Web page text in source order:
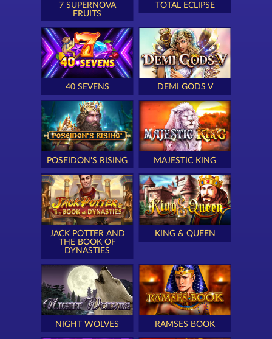
7 SUPERNOVA
FRUITS
TOTAL ECLIPSE
40 SEVENS DEMI GODS V
POSEIDON'S RISING MAJESTIC KING
JACK POTTER AND
THE BOOK OF
DYNASTIES
KING & QUEEN
NIGHT WOLVES RAMSES BOOK